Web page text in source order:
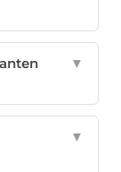
▼
▼